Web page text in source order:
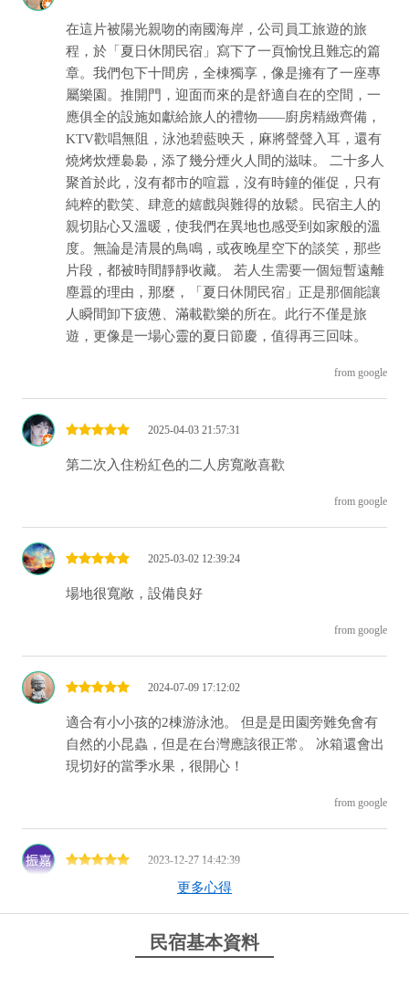
在這片被陽光親吻的南國海岸，公司員工旅遊的旅
程，於「夏日休閒民宿」寫下了一頁愉悅且難忘的篇
章。我們包下十間房，全棟獨享，像是擁有了一座專
屬樂園。推開門，迎面而來的是舒適自在的空間，一
應俱全的設施如獻給旅人的禮物——廚房精緻齊備，
KTV歡唱無阻，泳池碧藍映天，麻將聲聲入耳，還有
燒烤炊煙裊裊，添了幾分煙火人間的滋味。 二十多人
聚首於此，沒有都市的喧囂，沒有時鐘的催促，只有
純粹的歡笑、肆意的嬉戲與難得的放鬆。民宿主人的
親切貼心又溫暖，使我們在異地也感受到如家般的溫
度。無論是清晨的鳥鳴，或夜晚星空下的談笑，那些
片段，都被時間靜靜收藏。 若人生需要一個短暫遠離
塵囂的理由，那麼，「夏日休閒民宿」正是那個能讓
人瞬間卸下疲憊、滿載歡樂的所在。此行不僅是旅
遊，更像是一場心靈的夏日節慶，值得再三回味。
from google
2025-04-03 21:57:31
第二次入住粉紅色的二人房寬敞喜歡
from google
2025-03-02 12:39:24
場地很寬敞，設備良好
from google
2024-07-09 17:12:02
適合有小小孩的2棟游泳池。 但是是田園旁難免會有
自然的小昆蟲，但是在台灣應該很正常。 冰箱還會出
現切好的當季水果，很開心！
from google
2023-12-27 14:42:39
全區包棟使用空間大 室內室外都有大吧檯可使用 大
大的烤肉爐還有少見民宿會有的瓦斯烤台(烤海鮮很方
便) 泳池也很大 可惜12月份去有點冷 沒能下水 明年想
再回訪的民宿 美麗的老闆娘還有準備甜甜的水果給我
更多心得
民宿基本資料